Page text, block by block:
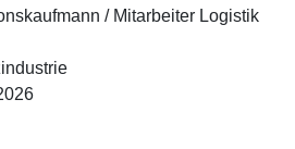
/ Mitarbeiter Logistik